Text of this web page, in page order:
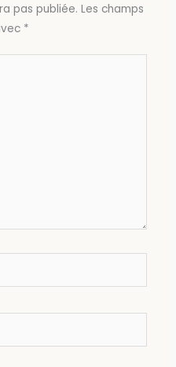
pas publiée. Les champs
*